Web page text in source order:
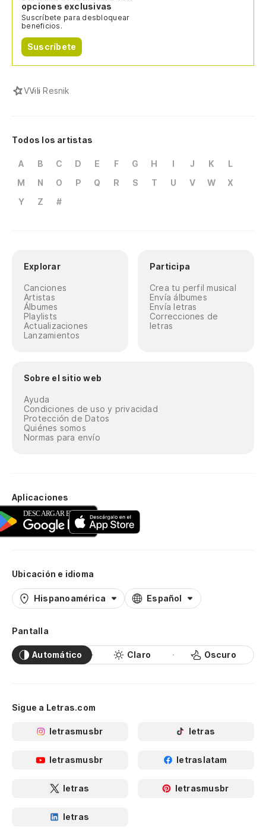
opciones exclusivas
Suscríbete para desbloquear
beneficios.
Suscríbete
VVili Resnik
Todos los artistas
A B C D E F G H I J K
L
M
N O P Q R S T U V W
X
Y
Z #
Explorar
Canciones
Artistas
Álbumes
Playlists
Actualizaciones
Lanzamientos
Participa
Crea tu perfil musical
Envía álbumes
Envía letras
Correcciones de
letras
Sobre el sitio web
Ayuda
Condiciones de uso y privacidad
Protección de Datos
Quiénes somos
Normas para envío
Aplicaciones
Ubicación e idioma
Hispanoamérica Español
Pantalla
Automático Claro Oscuro
Sigue a Letras.com
letrasmusbr letras
letrasmusbr letraslatam
letras letrasmusbr
letras